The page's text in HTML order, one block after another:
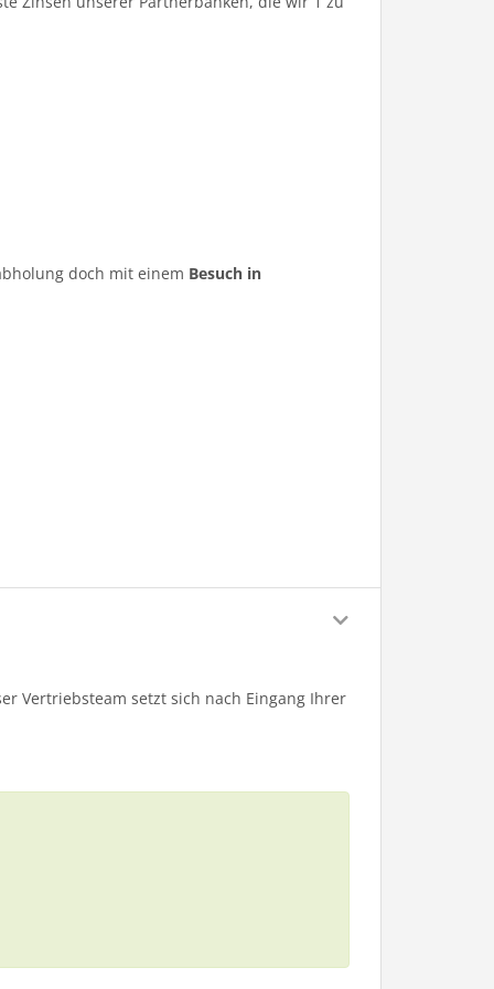
doch mit einem Besuch in
Vertriebsteam setzt sich nach Eingang Ihrer